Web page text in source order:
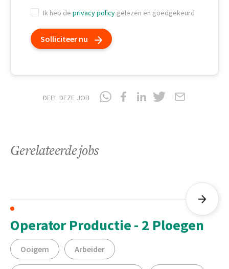
Ik heb de privacy policy gelezen en goedgekeurd
Solliciteer nu
DEEL DEZE JOB
Gerelateerde jobs
Operator Productie - 2 Ploegen
Ooigem Arbeider